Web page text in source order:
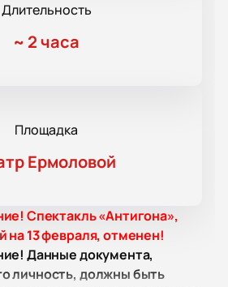
Длительность
~ 2 часа
Площадка
Ермоловой
Спектакль «Антигона»,
на 13 февраля, отменен!
Данные документа,
личность, должны быть